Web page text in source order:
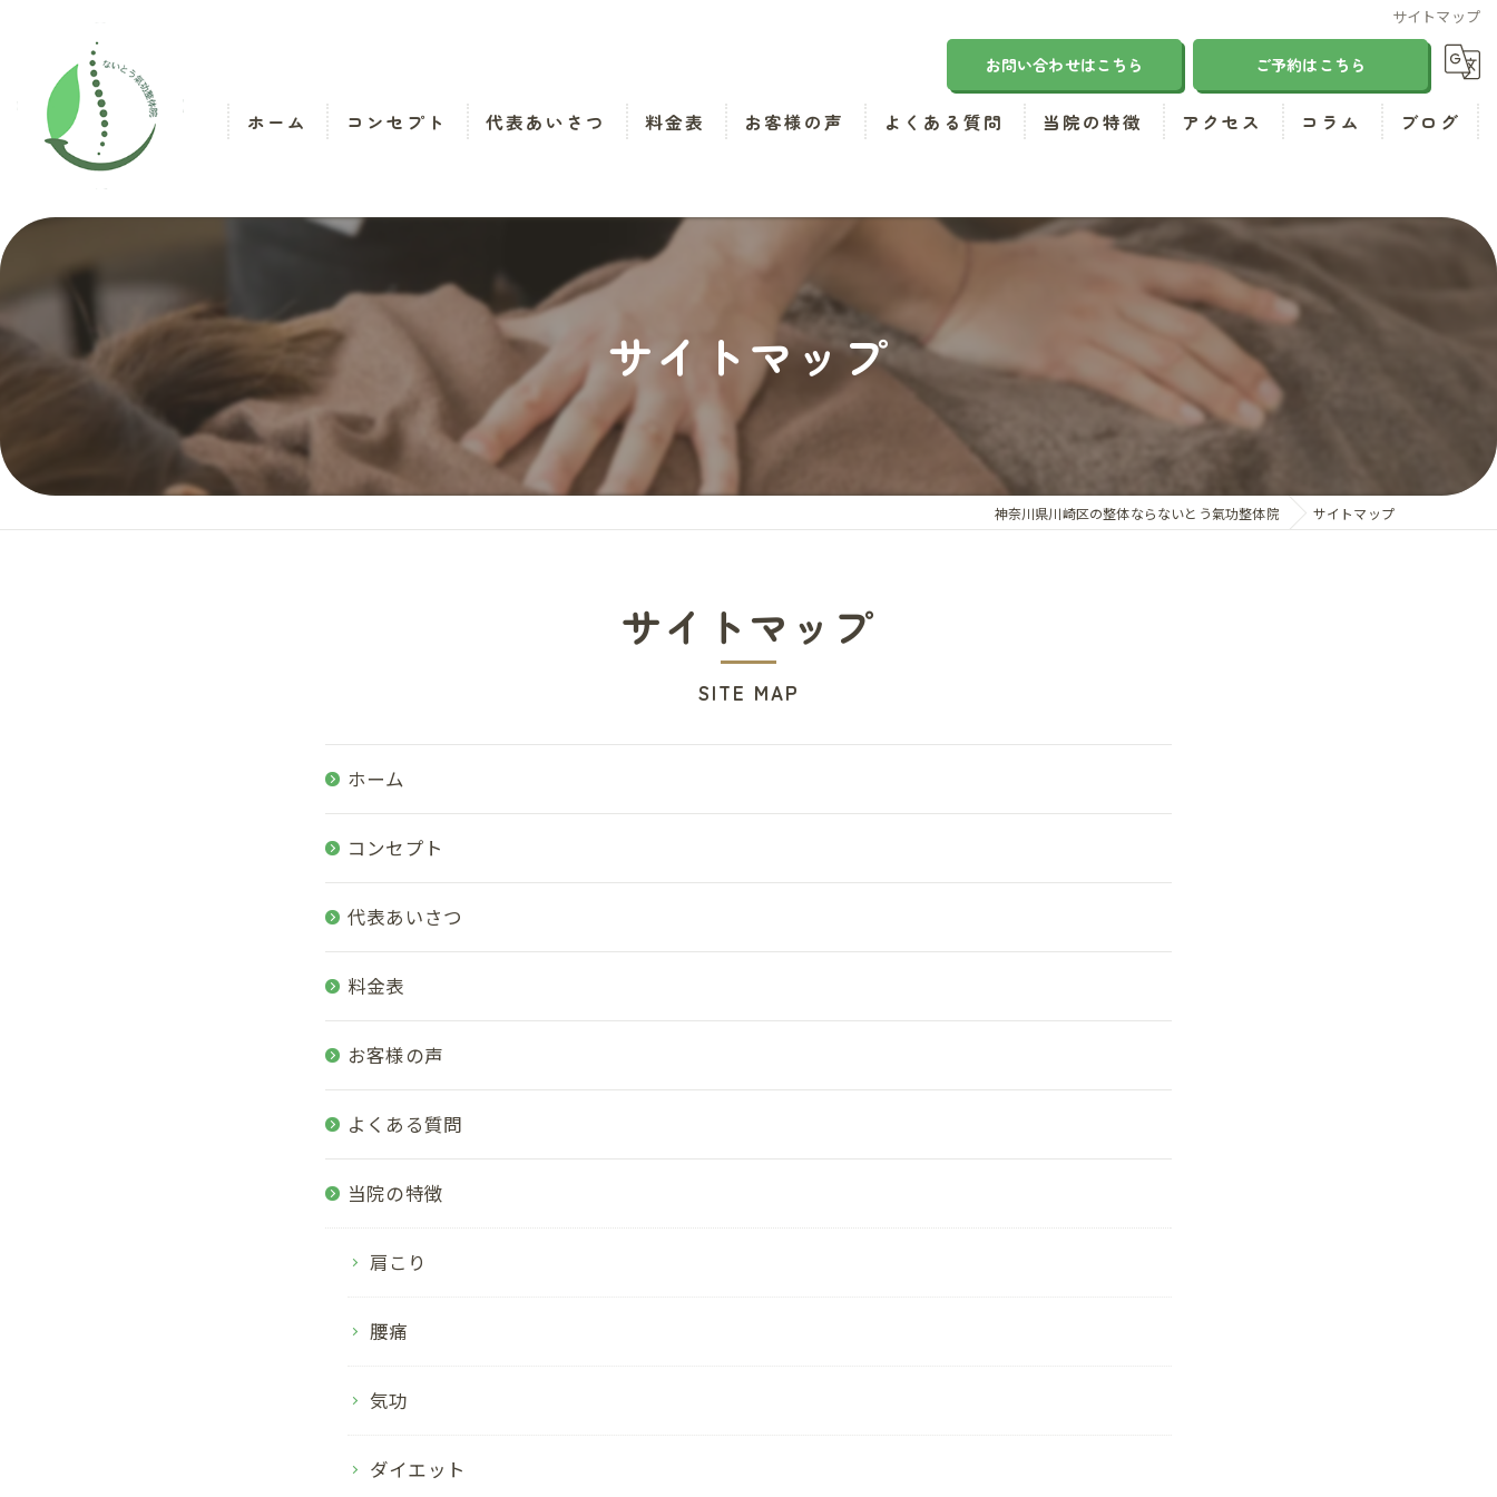
サイトマップ
お問い合わせはこちら ご予約はこちら
ホーム コンセプト 代表あいさつ 料金表 お客様の声 よくある質問 当院の特徴 アクセス コラム ブログ
サイトマップ
神奈川県川崎区の整体ならないとう氣功整体院 サイトマップ
SITE MAP
サイトマップ
ホーム
コンセプト
代表あいさつ
料金表
お客様の声
よくある質問
当院の特徴
肩こり
腰痛
気功
ダイエット